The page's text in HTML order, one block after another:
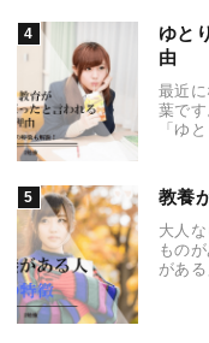
ゆと
由
最近
葉で
「ゆ
教養
大人
もの
がある